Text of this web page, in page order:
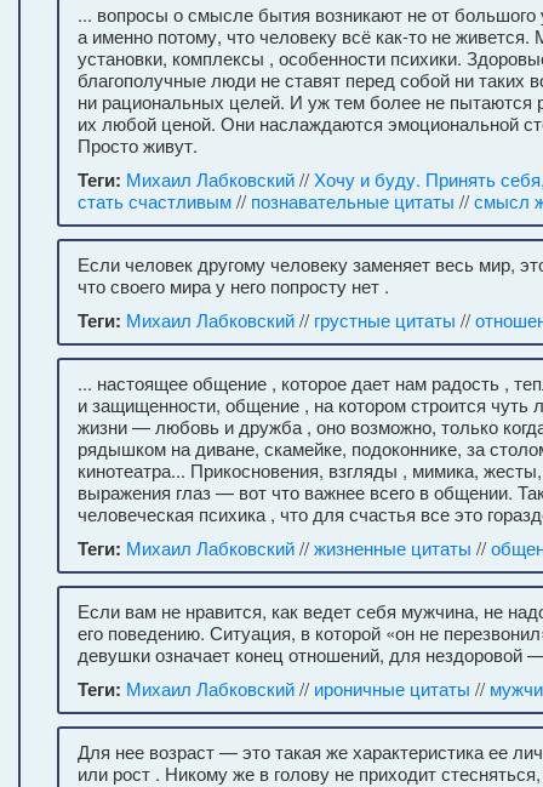
... вопросы о смысле бытия возникают не от большого
а именно потому, что человеку всё как-то не
установки, комплексы , особенности психики.
благополучные люди не ставят перед собой ни таких
ни рациональных целей. И уж тем более не пытаются
их любой ценой. Они наслаждаются эмоциональной
Просто живут.
Теги: Михаил Лабковский// Хочу и буду. Принять
стать счастливым// познавательные цитаты //смысл
Если человек другому человеку заменяет весь мир,
что своего мира у него попросту нет .
Теги: Михаил Лабковский// грустные цитаты //
... настоящее общение , которое дает нам радость ,
и защищенности, общение , на котором строится чуть
жизни — любовь и дружба , оно возможно, только
рядышком на диване, скамейке, подоконнике, за
кинотеатра... Прикосновения, взгляды , мимика,
выражения глаз — вот что важнее всего в общении.
человеческая психика , что для счастья все это
Теги: Михаил Лабковский//жизненные цитаты //
Если вам не нравится, как ведет себя мужчина, не
его поведению. Ситуация, в которой «он не
девушки означает конец отношений, для нездоровой
Теги: Михаил Лабковский// ироничные цитаты //
Для нее возраст — это такая же характеристика ее
или рост . Никому же в голову не приходит